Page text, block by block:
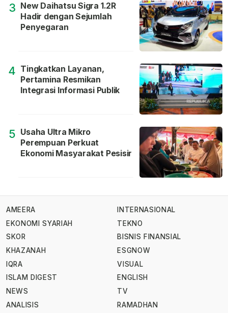
3 New Daihatsu Sigra 1.2R
Hadir dengan Sejumlah
Penyegaran
4 Tingkatkan Layanan,
Pertamina Resmikan
Integrasi Informasi Publik
5 Usaha Ultra Mikro
Perempuan Perkuat
Ekonomi Masyarakat Pesisir
AMEERA
EKONOMI SYARIAH
SKOR
KHAZANAH
IQRA
ISLAM DIGEST
NEWS
ANALISIS
INTERNASIONAL
TEKNO
BISNIS FINANSIAL
ESGNOW
VISUAL
ENGLISH
TV
RAMADHAN